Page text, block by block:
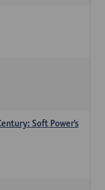
Soft Power's